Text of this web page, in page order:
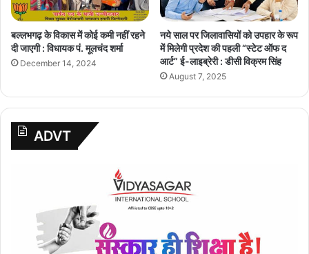
बल्लभगढ़ के विकास में कोई कमी नहीं रहने
दी जाएगी : विधायक पं. मूलचंद शर्मा
December 14, 2024
नये साल पर जिलावासियों को उपहार के रूप
में मिलेगी प्रदेश की पहली “स्टेट ऑफ द
आर्ट” ई-लाइब्रेरी : डीसी विक्रम सिंह
August 7, 2025
ADVT